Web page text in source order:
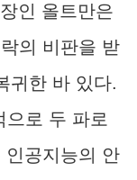
인 올트만은
의 비판을 받
귀한 바 있다.
으로 두 파로
인공지능의 안